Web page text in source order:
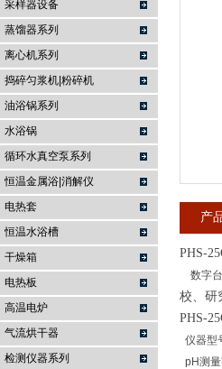
采样器设备
蒸馏器系列
离心机系列
捣碎匀浆机|粉碎机
油浴锅系列
水浴锅
循环水真空泵系列
恒温金属浴|消解仪
电热套
恒温水浴槽
干燥箱
电热板
高温电炉
气流烘干器
检测仪器系列
产
PHS-
数字
校、研
PHS-
仪器型
pH测